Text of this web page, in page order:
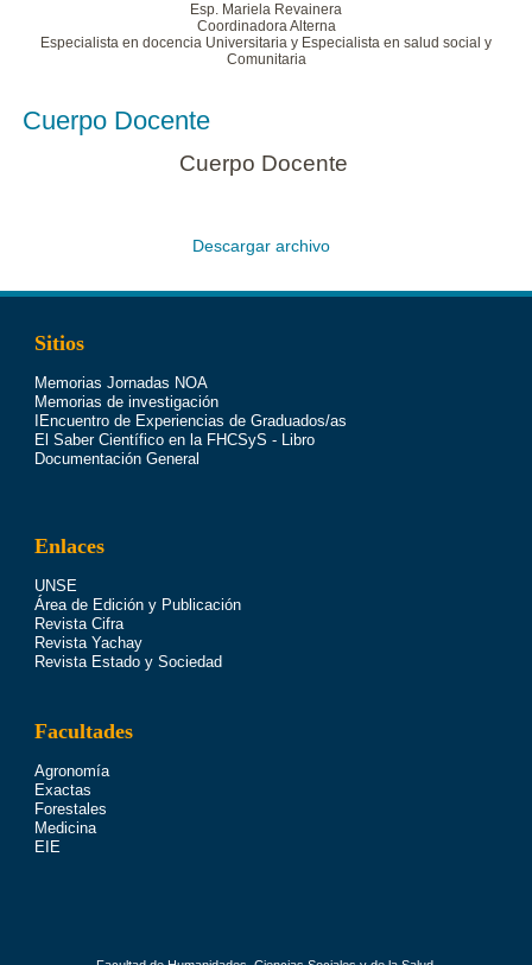
Esp. Mariela Revainera
Coordinadora Alterna
Especialista en docencia Universitaria y Especialista en salud social y
Comunitaria
Cuerpo Docente
Cuerpo Docente
Descargar archivo
Sitios
Memorias Jornadas NOA
Memorias de investigación
IEncuentro de Experiencias de Graduados/as
El Saber Científico en la FHCSyS - Libro
Documentación General
Enlaces
UNSE
Área de Edición y Publicación
Revista Cifra
Revista Yachay
Revista Estado y Sociedad
Facultades
Agronomía
Exactas
Forestales
Medicina
EIE